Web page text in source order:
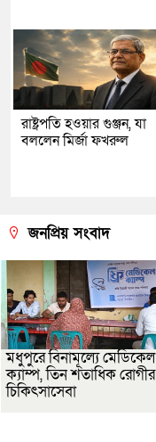
রাষ্ট্রপতি হওয়ার গুঞ্জন, যা
বললেন মির্জা ফখরুল
জনপ্রিয় সংবাদ
মধুপুরে বিনামূল্যে মেডিকেল
ক্যাম্প, তিন শতাধিক রোগীর
চিকিৎসাসেবা